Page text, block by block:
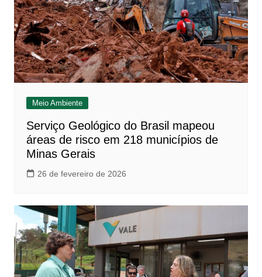
Meio Ambiente
Serviço Geológico do Brasil mapeou
áreas de risco em 218 municípios de
Minas Gerais
26 de fevereiro de 2026